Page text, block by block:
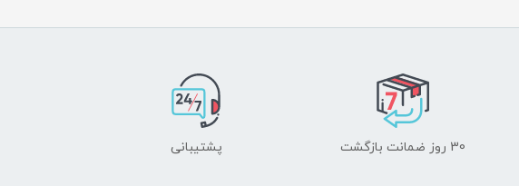
30 روز ضمانت بازگشت پشتیبانی